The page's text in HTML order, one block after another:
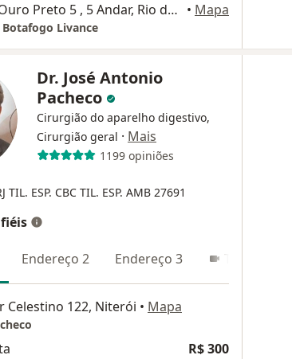
R. Visc. de Ouro Preto 5 , 5 Andar, Rio de Janeiro • Mapa
Livance
Dr. José Antonio
Pacheco
Cirurgião do aparelho digestivo,
Cirurgião geral · Mais
1199 opiniões
TIL. ESP. CBC TIL. ESP. AMB 27691
Endereço 2 Endereço 3 Teleconsulta
Celestino 122, Niterói • Mapa
R$ 300